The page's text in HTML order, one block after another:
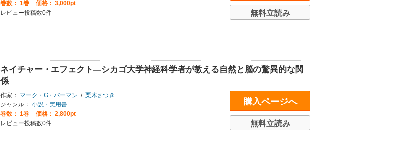
巻数： 1巻
価格： 3,000pt
レビュー投稿数0件
無料立読み
ネイチャー・エフェクト―シカゴ大学神経科学者が教える自然と脳の驚異的な関
係
作家： マーク・G・バーマン / 栗木さつき
ジャンル： 小説・実用書
巻数： 1巻
価格： 2,800pt
レビュー投稿数0件
購入ページへ
無料立読み